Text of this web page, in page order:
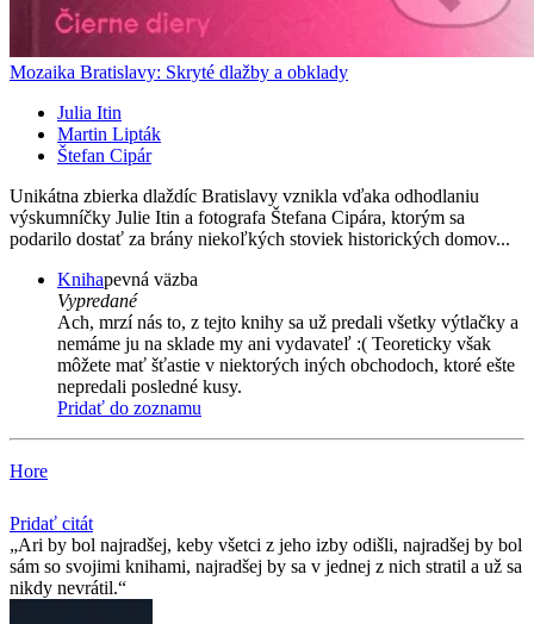
Mozaika Bratislavy: Skryté dlažby a obklady
Julia Itin
Martin Lipták
Štefan Cipár
Unikátna zbierka dlaždíc Bratislavy vznikla vďaka odhodlaniu
výskumníčky Julie Itin a fotografa Štefana Cipára, ktorým sa
podarilo dostať za brány niekoľkých stoviek historických domov...
Knihapevná väzba
Vypredané
Ach, mrzí nás to, z tejto knihy sa už predali všetky výtlačky a
nemáme ju na sklade my ani vydavateľ :( Teoreticky však
môžete mať šťastie v niektorých iných obchodoch, ktoré ešte
nepredali posledné kusy.
Pridať do zoznamu
Hore
Pridať citát
Ari by bol najradšej, keby všetci z jeho izby odišli, najradšej by bol
sám so svojimi knihami, najradšej by sa v jednej z nich stratil a už sa
nikdy nevrátil.